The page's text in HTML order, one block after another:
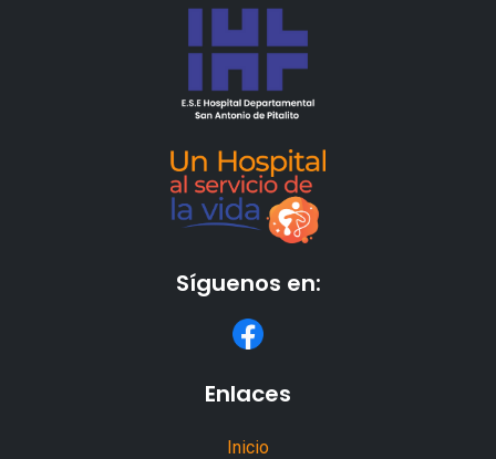
Síguenos en:
Enlaces
Inicio